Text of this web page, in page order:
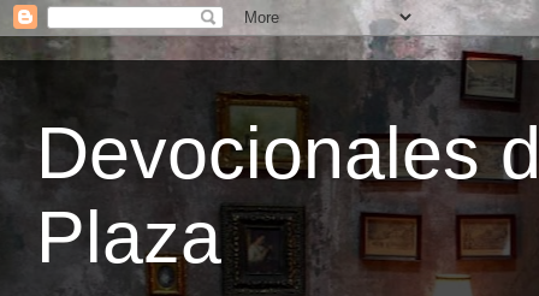
Devocionales
Plaza